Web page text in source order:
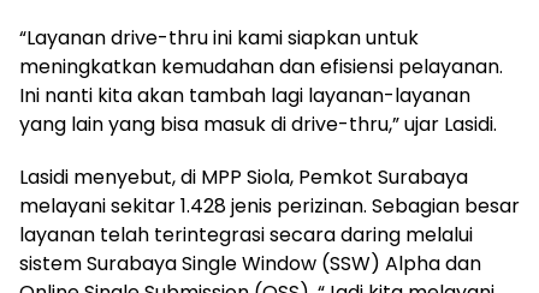
“Layanan drive-thru ini kami siapkan untuk
meningkatkan kemudahan dan efisiensi pelayanan.
Ini nanti kita akan tambah lagi layanan-layanan
yang lain yang bisa masuk di drive-thru,” ujar Lasidi.
Lasidi menyebut, di MPP Siola, Pemkot Surabaya
melayani sekitar 1.428 jenis perizinan. Sebagian besar
layanan telah terintegrasi secara daring melalui
sistem Surabaya Single Window (SSW) Alpha dan